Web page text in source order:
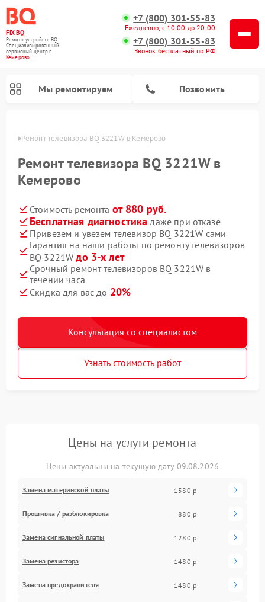
FIX-BQ
Ремонт устройств BQ
Специализированный
cервисный центр г.
Кемерово
+7 (800) 301-55-83
Ежедневно, с 10:00 до 20:00
+7 (800) 301-55-83
Звонок бесплатный по РФ
Мы ремонтируем Позвонить
Ремонт телевизора BQ 3221W в Кемерово
Ремонт телевизора BQ 3221W в
Кемерово
Стоимость ремонта от 880 руб.
Бесплатная диагностика даже при отказе
Привезем и увезем телевизор BQ 3221W сами
Гарантия на наши работы по ремонту телевизоров
BQ 3221Wдо 3-х лет
Срочный ремонт телевизоров BQ 3221W в
течении часа
Скидка для вас до 20%
Консультация со специалистом
Узнать стоимость работ
Цены на услуги ремонта
Цены актуальны на текущую дату 09.08.2026
Замена материнской платы 1580 р
Прошивка / разблокировка 880 р
Замена сигнальной платы 1280 р
Замена резистора 1480 р
Замена предохранителя 1480 р